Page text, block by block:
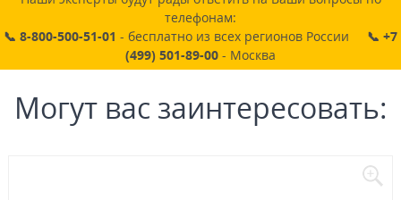
телефонам:
📞 8-800-500-51-01 - бесплатно из всех регионов России 📞 +7
(499) 501-89-00 - Москва
Могут вас заинтересовать: